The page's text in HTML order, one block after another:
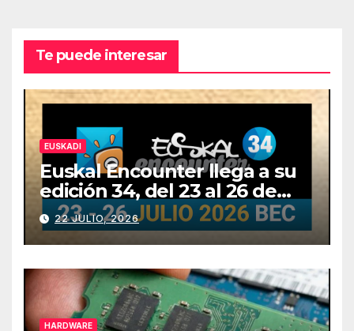
Te puede interesar
EUSKADI
Euskal Encounter llega a su
edición 34, del 23 al 26 de
julio
22 JULIO, 2026
HARDWARE